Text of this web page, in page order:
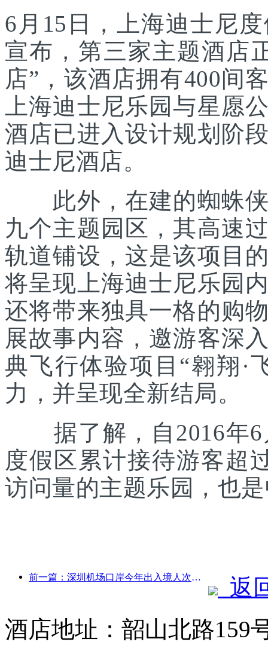
6月15日，上海迪士尼
宣布，第三家主题酒店
店”，该酒店拥有400间
上海迪士尼乐园与星愿
酒店已进入设计规划阶
迪士尼酒店。
此外，在建的蜘蛛侠
九个主题园区，其高速
轨道铺设，这是该项目
将呈现上海迪士尼乐园
还将带来独具一格的购
展故事内容，邀游客深
典飞行体验项目“翱翔·
力，并呈现全新结局。
据了解，自2016年6
度假区累计接待游客超
访问量的主题乐园，也
前一篇：深圳机场口岸今年出入境人次突破300万，创历史同期新高
返
酒店地址：韶山北路159